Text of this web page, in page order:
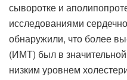
сыворотке и
исследованиями
обнаружили, что более
(ИМТ) был в
низким уровнем